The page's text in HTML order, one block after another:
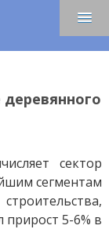
сектор
сегментам
5-6% в